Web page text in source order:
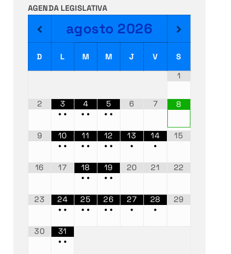
AGENDA LEGISLATIVA
agosto 2026
D L M M J V
S
1
2
3
• •
4
• •
5
• •
6 7 8
9
10
• •
11
• •
12
• •
13
•
14
•
15
16 17
18
• •
19
• •
20 21 22
23
24
• •
25
• •
26
• •
27
•
28
•
29
30
31
• •